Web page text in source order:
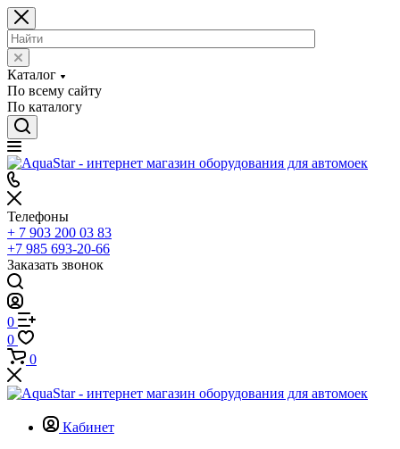
Каталог
По всему сайту
По каталогу
Телефоны
+ 7 903 200 03 83
+7 985 693-20-66
Заказать звонок
0
0
0
Кабинет